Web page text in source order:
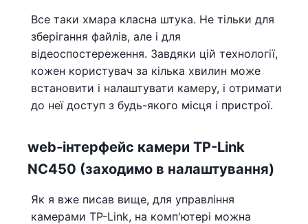
Все таки хмара класна штука. Не тільки для
зберігання файлів, але і для
відеоспостереження. Завдяки цій технології,
кожен користувач за кілька хвилин може
встановити і налаштувати камеру, і отримати
до неї доступ з будь-якого місця і пристрої.
web-інтерфейс камери TP-Link
NC450 (заходимо в налаштування)
Як я вже писав вище, для управління
камерами TP-Link, на комп'ютері можна